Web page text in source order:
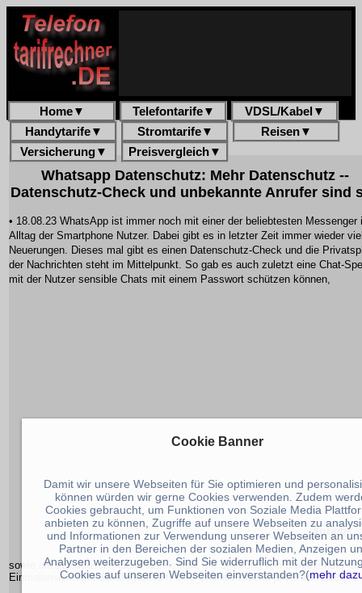
Home▼ Telefontarife▼ VDSL/Kabel ▼
Handytarife▼ Stromtarife▼ Reisen▼
Versicherung▼ Preisvergleich▼
Whatsapp Datenschutz: Mehr Datenschutz --
Datenschutz-Check und unbekannte Anrufer sind
• 18.08.23 WhatsApp ist immer noch mit einer der beliebtesten Messenger
Alltag der Smartphone Nutzer. Dabei gibt es in letzter Zeit immer wieder
Neuerungen. Dieses mal gibt es einen Datenschutz-Check und die
der Nachrichten steht im Mittelpunkt. So gab es auch zuletzt eine Chat-
mit der Nutzer sensible Chats mit einem Passwort schützen können,
sowie die selbstlöschenden Nachrichten, die Sperrung von Screenshots für
Einmalansicht und die Möglichkeit, eine Online-Präsenz privat zu halten.
Cookie Banner
Damit wir unsere Webseiten für Sie optimieren und
können würden wir gerne Cookies verwenden. Zudem
Cookies gebraucht, um Funktionen von Soziale Media
anbieten zu können, Zugriffe auf unsere Webseiten zu
und Informationen zur Verwendung unserer Webseiten an
Partner in den Bereichen der sozialen Medien, Anzeigen
Analysen weiterzugeben. Sind Sie widerruflich mit der
Cookies auf unseren Webseiten einverstanden?(mehr